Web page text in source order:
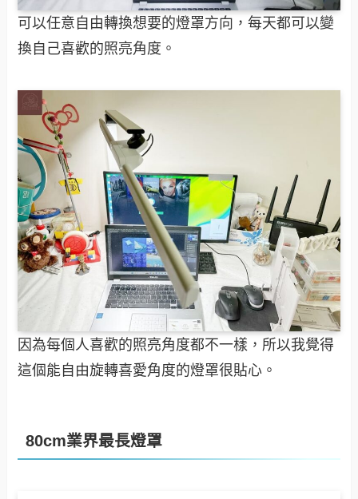
可以任意自由轉換想要的燈罩方向，每天都可以變
換自己喜歡的照亮角度。
因為每個人喜歡的照亮角度都不一樣，所以我覺得
這個能自由旋轉喜愛角度的燈罩很貼心。
80cm業界最長燈罩